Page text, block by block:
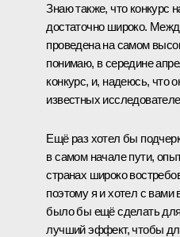
Знаю также, что конкурс
достаточно широко.
проведена на самом
понимаю, в середине
конкурс, и, надеюсь, что
известных
Ещё раз хотел бы
в самом начале пути,
странах широко
поэтому я и хотел с вами
было бы ещё сделать для
лучший эффект, чтобы